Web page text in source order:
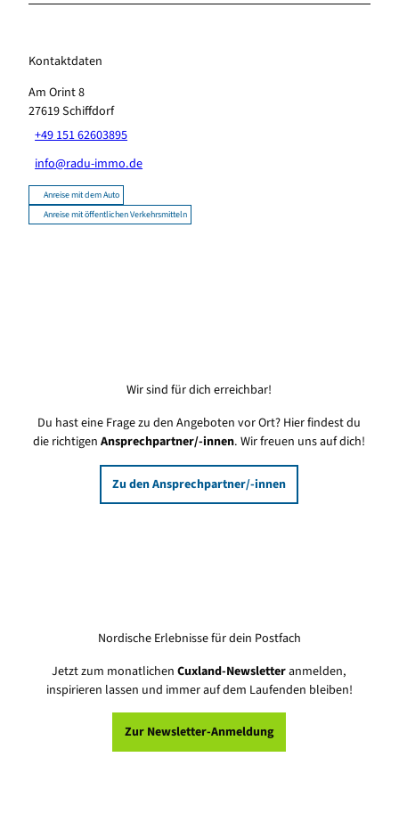
Kontaktdaten
Am Orint 8
27619Schiffdorf
+49 151 62603895
info@radu-immo.de
Anreise mit dem Auto
Anreise mit öffentlichen Verkehrsmitteln
Wir sind für dich erreichbar!
Du hast eine Frage zu den Angeboten vor Ort? Hier findest du
die richtigenAnsprechpartner/-innen. Wir freuen uns auf dich!
Zu den Ansprechpartner/-innen
Nordische Erlebnisse für dein Postfach
Jetzt zum monatlichenCuxland-Newsletteranmelden,
inspirieren lassen und immer auf dem Laufenden bleiben!
Zur Newsletter-Anmeldung